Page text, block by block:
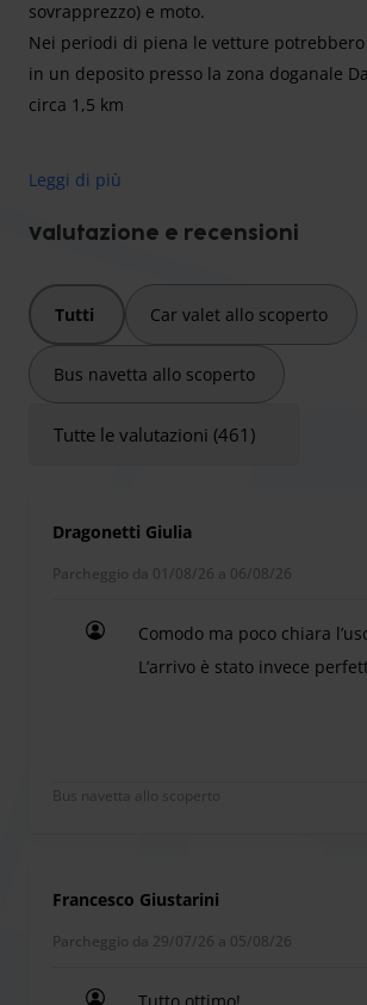
sovrapprezzo) e moto.
Nei periodi di piena le vetture
in un deposito presso la zona doganale
circa 1,5 km
Inizia il tuo viaggio dall'Aeroporto di Pisa
parcheggio è situato a soli **3,0 km** dal
permette di scegliere tra due comode
trasferimento.
Puoi usufruire del **transfer gratuito con
parcheggiato la tua auto scoperta. In
al sicuro.
Operatività e Condizioni Veicoli
offrendo supporto continuo per i tuoi
tariffe si applicano alle autovetture
Servizi Inclusi
All'interno della struttura, per il tuo
Leggi di più
Valutazione e recensioni
Tutti Car valet allo scoperto
Bus navetta allo scoperto
Tutte le valutazioni (461)
Dragonetti Giulia
Parcheggio da 01/08/26 a 06/08/26
Comodo ma poco chiara
L’arrivo è stato invece
Bus navetta allo scoperto
Francesco Giustarini
Parcheggio da 29/07/26 a 05/08/26